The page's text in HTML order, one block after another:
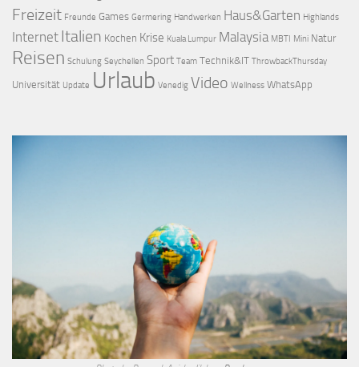
Freizeit Freunde Games Germering Handwerken Haus&Garten Highlands
Internet Italien Kochen Krise Kuala Lumpur Malaysia MBTI Mini Natur
Reisen Schulung Seychellen Sport Team Technik&IT ThrowbackThursday
Universität Update Urlaub Venedig Video Wellness WhatsApp